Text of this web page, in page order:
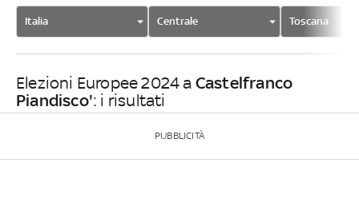
Italia Centrale Toscana
Elezioni Europee 2024 a Castelfranco
Piandisco': i risultati
PUBBLICITÀ